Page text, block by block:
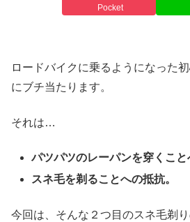
Pocket
ロードバイクに乗るようになった
にブチ当たります。
それは…
パツパツのレーパンを穿くこと
スネ毛を剃ることへの抵抗。
今回は、そんな２つ目のスネ毛剃り